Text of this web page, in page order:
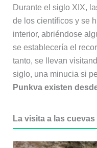
Durante el siglo XIX,
de los científicos y se
interior, abriéndose
se establecería el
tanto, se llevan
siglo, una minucia si
Punkva existen
La visita a las